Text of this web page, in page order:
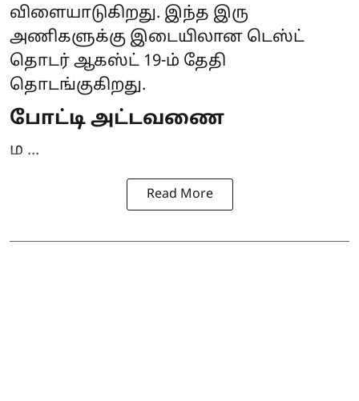
விளையாடுகிறது. இந்த இரு
அணிகளுக்கு இடையிலான டெஸ்ட்
தொடர் ஆகஸ்ட் 19-ம் தேதி
தொடங்குகிறது.
போட்டி அட்டவணை
ம ...
Read More